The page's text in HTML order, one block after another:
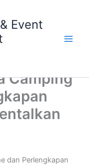
Event
Camping
dan Perlengkapan